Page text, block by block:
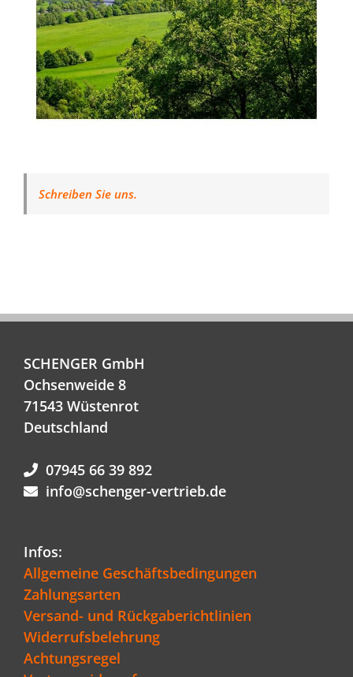
Schreiben Sie uns.
SCHENGER GmbH
Ochsenweide 8
71543 Wüstenrot
Deutschland
07945 66 39 892
info@schenger-vertrieb.de
Infos:
Allgemeine Geschäftsbedingungen
Zahlungsarten
Versand- und Rückgaberichtlinien
Widerrufsbelehrung
Achtungsregel